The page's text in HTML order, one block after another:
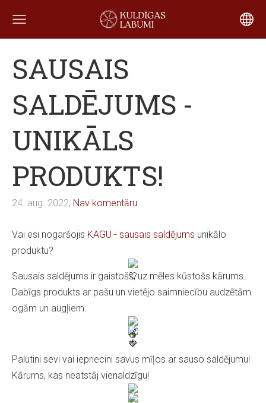
SAUSAIS
SALDĒJUMS -
UNIKĀLS
PRODUKTS!
24. aug. 2022, Nav komentāru
Vai esi nogaršojis KAGU - sausais saldējums unikālo
produktu?
Sausais saldējums ir gaistošs, uz mēles kūstošs kārums.
Dabīgs produkts ar pašu un vietējo saimniecību audzētām
ogām un augļiem.
Palutini sevi vai iepriecini savus mīļos ar sauso saldējumu!
Kārums, kas neatstāj vienaldzīgu!